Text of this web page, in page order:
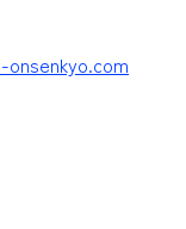
onsenkyo.com